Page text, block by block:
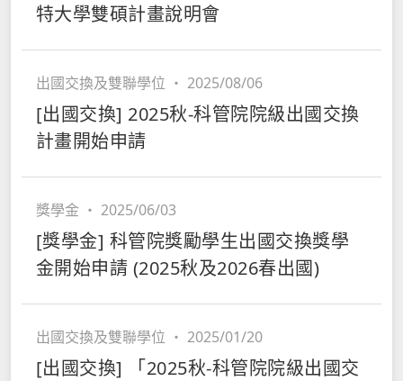
特大學雙碩計畫說明會
出國交換及雙聯學位 ・ 2025/08/06
[出國交換] 2025秋-科管院院級出國交換
計畫開始申請
獎學金 ・ 2025/06/03
[獎學金] 科管院獎勵學生出國交換獎學
金開始申請 (2025秋及2026春出國)
出國交換及雙聯學位 ・ 2025/01/20
[出國交換] 「2025秋-科管院院級出國交